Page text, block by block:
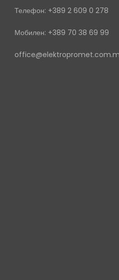
Телефон: +389 2 609 0 278
Мобилен: +389 70 38 69 99